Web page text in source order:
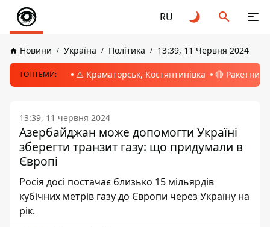
RU
Новини Україна Політика 13:39, 11 Червня 2024
ТОПТЕМИ: ⚠️ Краматорськ, Костянтинівка 🔴 Ракетний
13:39, 11 червня 2024
Азербайджан може допомогти Україні
зберегти транзит газу: що придумали в
Європі
Росія досі постачає близько 15 мільярдів
кубічних метрів газу до Європи через Україну на
рік.